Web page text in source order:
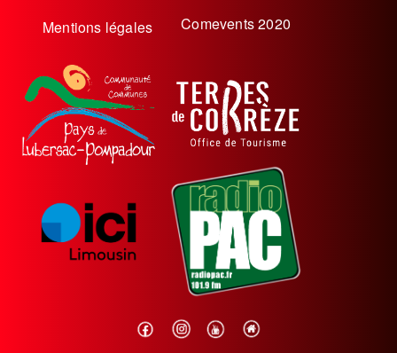
Menu
de
page
Contact
Données Personnelles